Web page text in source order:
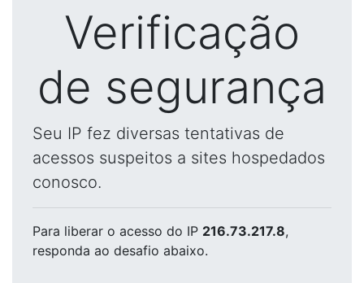
Verificação
de segurança
Seu IP fez diversas tentativas de
acessos suspeitos a sites hospedados
conosco.
Para liberar o acesso do IP 216.73.217.8,
responda ao desafio abaixo.